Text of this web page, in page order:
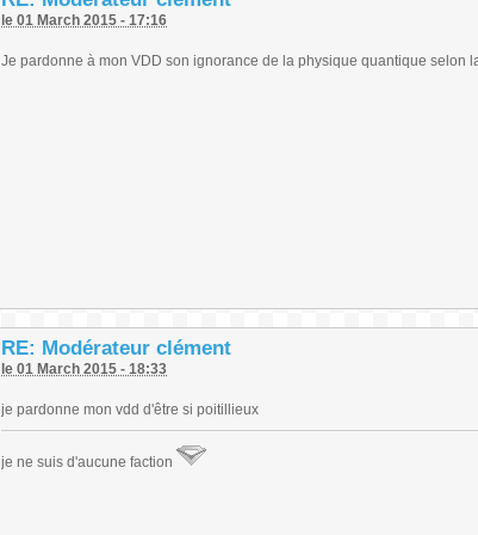
le 01 March 2015 - 17:16
Je pardonne à mon VDD son ignorance de la physique quantique selon
RE: Modérateur clément
le 01 March 2015 - 18:33
je pardonne mon vdd d'être si poitillieux
je ne suis d'aucune faction